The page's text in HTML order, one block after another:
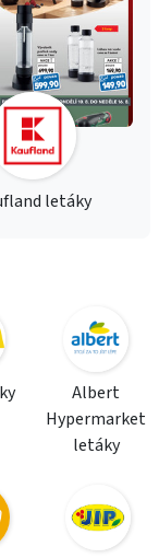
letáky
Albert
Hypermarket
letáky